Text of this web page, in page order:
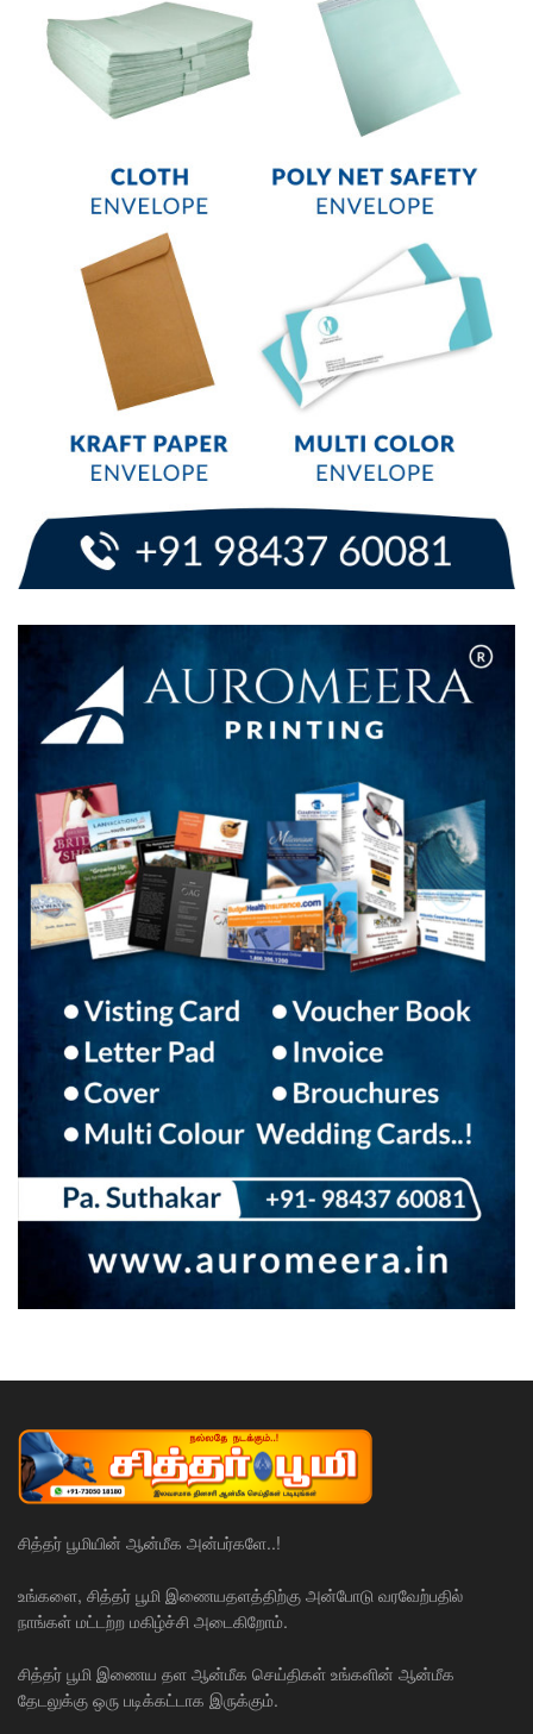
சித்தர் பூமியின் ஆன்மீக அன்பர்களே..!
உங்களை, சித்தர் பூமி இணையதளத்திற்கு அன்போடு வரவேற்பதில்
நாங்கள் மட்டற்ற மகிழ்ச்சி அடைகிறோம்.
சித்தர் பூமி இணைய தள ஆன்மீக செய்திகள் உங்களின் ஆன்மீக
தேடலுக்கு ஒரு படிக்கட்டாக இருக்கும்.